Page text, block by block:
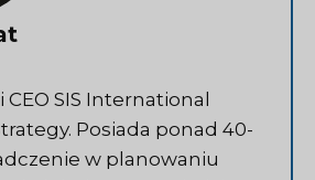
CEO SIS International
Posiada ponad 40-
w planowaniu